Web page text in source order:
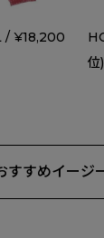
/ ¥18,200
位
すすめイージ